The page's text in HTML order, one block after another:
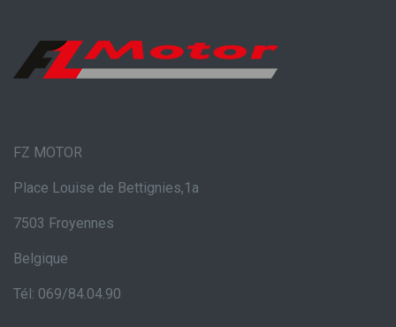
FZ MOTOR
Place Louise de Bettignies,1a
7503 Froyennes
Belgique
Tél: 069/84.04.90